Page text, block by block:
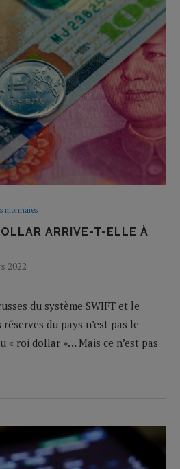
monnaies
ARRIVE-T-ELLE À
2022
du système SWIFT et le
du pays n’est pas le
« roi dollar »… Mais ce n’est pas